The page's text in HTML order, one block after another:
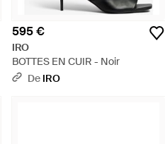
595 €
IRO
BOTTES EN CUIR - Noir
De IRO